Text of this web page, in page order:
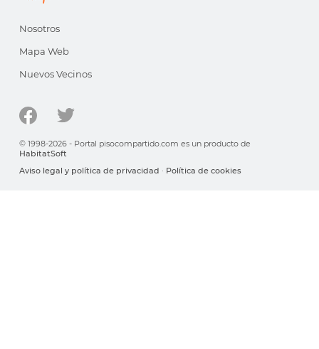
Nosotros
Mapa Web
Nuevos Vecinos
© 1998-2026 - Portal pisocompartido.com es un producto de
HabitatSoft
Aviso legal y política de privacidad · Política de cookies